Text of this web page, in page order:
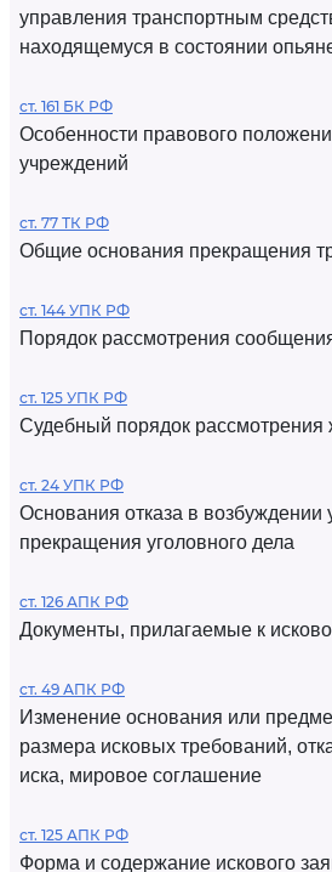
управления транспортным
находящемуся в состоянии
ст. 161 БК РФ
Особенности правового
учреждений
ст. 77 ТК РФ
Общие основания прекращения
ст. 144 УПК РФ
Порядок рассмотрения
ст. 125 УПК РФ
Судебный порядок рассмотрения
ст. 24 УПК РФ
Основания отказа в возбуждении
прекращения уголовного дела
ст. 126 АПК РФ
Документы, прилагаемые к
ст. 49 АПК РФ
Изменение основания или
размера исковых требований,
иска, мировое соглашение
ст. 125 АПК РФ
Форма и содержание искового